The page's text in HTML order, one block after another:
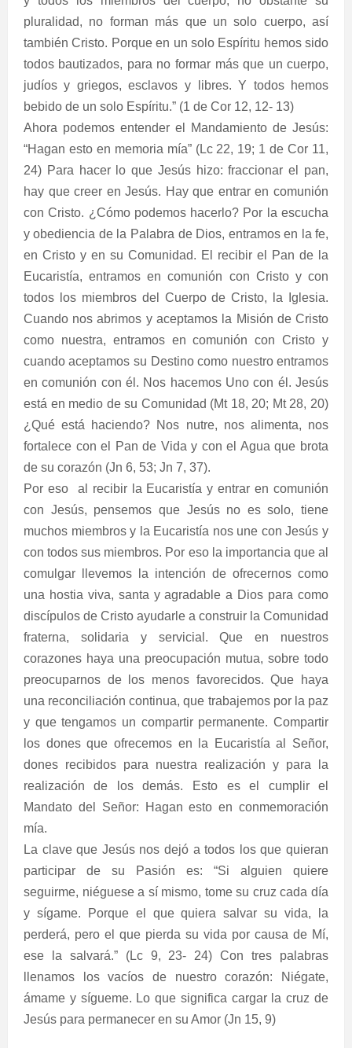
pluralidad, no forman más que un solo cuerpo, así
también Cristo. Porque en un solo Espíritu hemos sido
todos bautizados, para no formar más que un cuerpo,
judíos y griegos, esclavos y libres. Y todos hemos
bebido de un solo Espíritu.” (1 de Cor 12, 12- 13)
Ahora podemos entender el Mandamiento de Jesús:
“Hagan esto en memoria mía” (Lc 22, 19; 1 de Cor 11,
24) Para hacer lo que Jesús hizo: fraccionar el pan,
hay que creer en Jesús. Hay que entrar en comunión
con Cristo. ¿Cómo podemos hacerlo? Por la escucha
y obediencia de la Palabra de Dios, entramos en la fe,
en Cristo y en su Comunidad. El recibir el Pan de la
Eucaristía, entramos en comunión con Cristo y con
todos los miembros del Cuerpo de Cristo, la Iglesia.
Cuando nos abrimos y aceptamos la Misión de Cristo
como nuestra, entramos en comunión con Cristo y
cuando aceptamos su Destino como nuestro entramos
en comunión con él. Nos hacemos Uno con él. Jesús
está en medio de su Comunidad (Mt 18, 20; Mt 28, 20)
¿Qué está haciendo? Nos nutre, nos alimenta, nos
fortalece con el Pan de Vida y con el Agua que brota
de su corazón (Jn 6, 53; Jn 7, 37).
Por eso
al recibir la Eucaristía y entrar en comunión
con Jesús, pensemos que Jesús no es solo, tiene
muchos miembros y la Eucaristía nos une con Jesús y
con todos sus miembros. Por eso la importancia que al
comulgar llevemos la intención de ofrecernos como
una hostia viva, santa y agradable a Dios para como
discípulos de Cristo ayudarle a construir la Comunidad
fraterna, solidaria y servicial. Que en nuestros
corazones haya una preocupación mutua, sobre todo
preocuparnos de los menos favorecidos. Que haya
una reconciliación continua, que trabajemos por la paz
y que tengamos un compartir permanente. Compartir
los dones que ofrecemos en la Eucaristía al Señor,
dones recibidos para nuestra realización y para la
realización de los demás. Esto es el cumplir el
Mandato del Señor: Hagan esto en conmemoración
mía.
La clave que Jesús nos dejó a todos los que quieran
participar de su Pasión es: “Si alguien quiere
seguirme, niéguese a sí mismo, tome su cruz cada día
y sígame. Porque el que quiera salvar su vida, la
perderá, pero el que pierda su vida por causa de Mí,
ese la salvará.” (Lc 9, 23- 24) Con tres palabras
llenamos los vacíos de nuestro corazón: Niégate,
ámame y sígueme. Lo que significa cargar la cruz de
Jesús para permanecer en su Amor (Jn 15, 9)